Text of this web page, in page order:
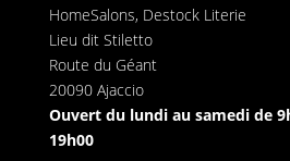
HomeSalons, Destock Literie
Lieu dit Stiletto
Route du Géant
20090 Ajaccio
Ouvert du lundi au samedi de
19h00